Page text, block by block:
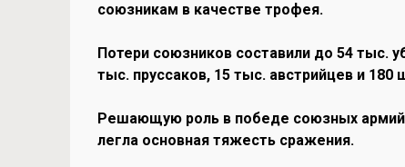
союзникам в качестве трофея.
Потери союзников составили до 54 тыс.
тыс. пруссаков, 15 тыс. австрийцев и 180
Решающую роль в победе союзных армий
легла основная тяжесть сражения.